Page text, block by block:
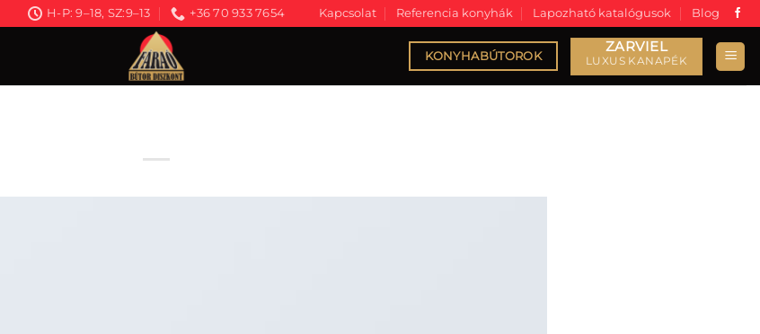
H-P: 9–18, SZ:9–13 +36 70 933 7654 Kapcsolat Referencia konyhák Lapozható katalógusok Blog
KONYHABÚTOROK